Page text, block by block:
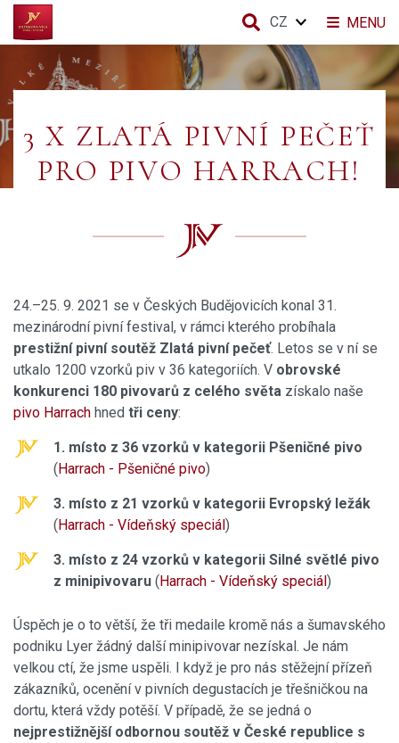
3 X ZLATÁ PIVNÍ PEČEŤ
PRO PIVO HARRACH!
24.–25. 9. 2021 se v Českých Budějovicích konal 31.
mezinárodní pivní festival, v rámci kterého probíhala
prestižní pivní soutěž Zlatá pivní pečeť. Letos se v ní se
utkalo 1200 vzorků piv v 36 kategoriích. V obrovské
konkurenci 180 pivovarů z celého světa získalo naše
pivo Harrach hned tři ceny:
1. místo z 36 vzorků v kategorii Pšeničné pivo
(Harrach - Pšeničné pivo)
3. místo z 21 vzorků v kategorii Evropský ležák
(Harrach - Vídeňský speciál)
3. místo z 24 vzorků v kategorii Silné světlé pivo
z minipivovaru (Harrach - Vídeňský speciál)
Úspěch je o to větší, že tři medaile kromě nás a šumavského
podniku Lyer žádný další minipivovar nezískal. Je nám
velkou ctí, že jsme uspěli. I když je pro nás stěžejní přízeň
zákazníků, ocenění v pivních degustacích je třešničkou na
dortu, která vždy potěší. V případě, že se jedná o
nejprestižnější odbornou soutěž v České republice s
MENU
CZ